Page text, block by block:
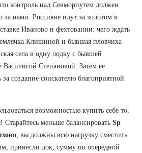
контроль над Севморпутем должен
за нами. Россияне идут за золотом в
Иваново и фехтовании: чего ждать
Клишиной и бывшая пловчиха
села в одну лодку с бывшей
Василисой Степановой. Затем ее
создание соискателю благоприятной
возможностью купить себе то,
Старайтесь меньше балансировать Sp
, вы должны всю нагрузку сместить
принесли док, сумму по очередной